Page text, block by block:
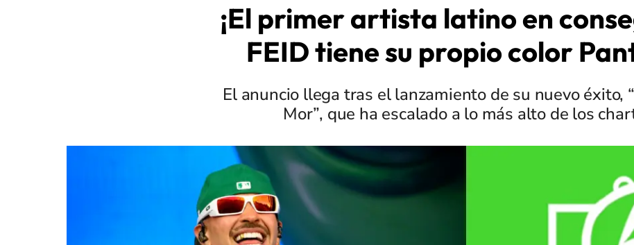
¡El primer artista latino en
FEID tiene su propio color
El anuncio llega tras el lanzamiento de su nuevo éxito,
Mor”, que ha escalado a lo más alto de los